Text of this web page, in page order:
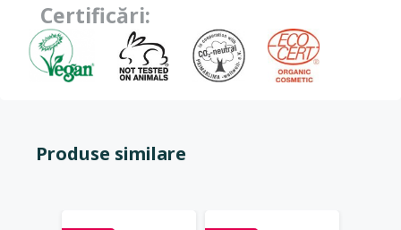
Certificări:
Produse similare